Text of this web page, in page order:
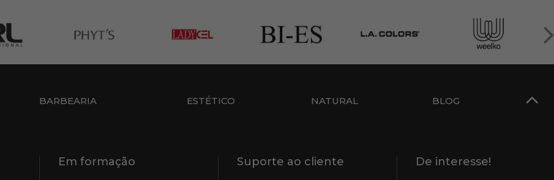
BARBEARIA ESTÉTICO NATURAL BLOG
Em formação Suporte ao cliente De interesse!